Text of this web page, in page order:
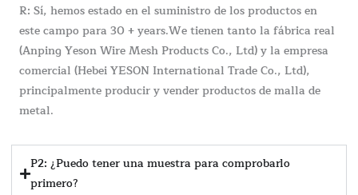
R: Sí, hemos estado en el suministro de los productos en
este campo para 30 + years.We tienen tanto la fábrica real
(Anping Yeson Wire Mesh Products Co., Ltd) y la empresa
comercial (Hebei YESON International Trade Co., Ltd),
principalmente producir y vender productos de malla de
metal.
P2: ¿Puedo tener una muestra para comprobarlo
primero?